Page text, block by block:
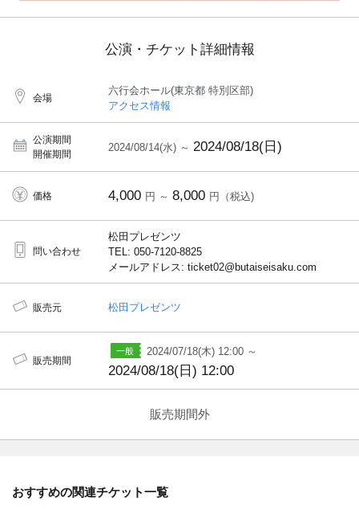
公演・チケット詳細情報
会場
六行会ホール(東京都 特別区部)
アクセス情報
公演期間
開催期間
2024/08/14(水) ～ 2024/08/18(日)
価格 4,000 円 ～ 8,000 円（税込)
問い合わせ
松田プレゼンツ
TEL: 050-7120-8825
メールアドレス: ticket02@butaiseisaku.com
販売元 松田プレゼンツ
販売期間
2024/07/18(木) 12:00 ～
2024/08/18(日) 12:00
販売期間外
おすすめの関連チケット一覧